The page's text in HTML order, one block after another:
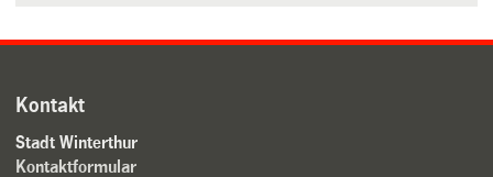
Kontakt
Stadt Winterthur
Kontaktformular